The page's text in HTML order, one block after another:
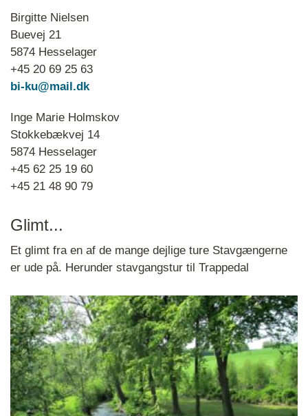
Birgitte Nielsen
Buevej 21
5874 Hesselager
+45 20 69 25 63
bi-ku@mail.dk
Inge Marie Holmskov
Stokkebækvej 14
5874 Hesselager
+45 62 25 19 60
+45 21 48 90 79
Glimt...
Et glimt fra en af de mange dejlige ture Stavgængerne
er ude på. Herunder stavgangstur til Trappedal